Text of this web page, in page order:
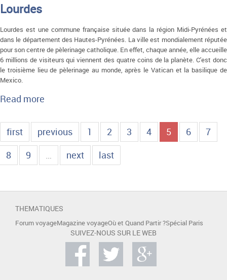
Lourdes
Lourdes est une commune française située dans la région Midi-Pyrénées et
dans le département des Hautes-Pyrénées. La ville est mondialement réputée
pour son centre de pèlerinage catholique. En effet, chaque année, elle accueille
6 millions de visiteurs qui viennent des quatre coins de la planète. C'est donc
le troisième lieu de pèlerinage au monde, après le Vatican et la basilique de
Mexico.
Read more
first previous 1 2 3 4 5 6
7
8
9 next last
THEMATIQUES
Forum voyageMagazine voyageOù et Quand Partir ?Spécial Paris
SUIVEZ-NOUS SUR LE WEB